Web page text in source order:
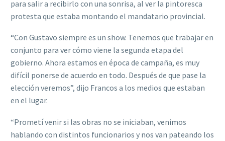
para salir a recibirlo con una sonrisa, al ver la pintoresca
protesta que estaba montando el mandatario provincial.
“Con Gustavo siempre es un show. Tenemos que trabajar en
conjunto para ver cómo viene la segunda etapa del
gobierno. Ahora estamos en época de campaña, es muy
difícil ponerse de acuerdo en todo. Después de que pase la
elección veremos”, dijo Francos a los medios que estaban
en el lugar.
“Prometí venir si las obras no se iniciaban, venimos
hablando con distintos funcionarios y nos van pateando los